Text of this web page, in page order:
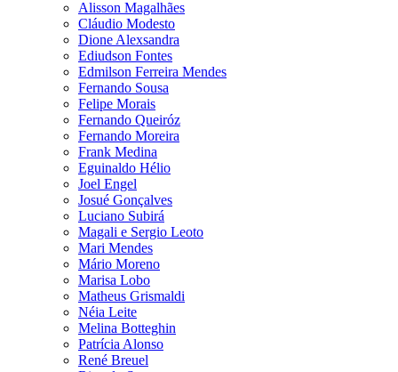
Alisson Magalhães
Cláudio Modesto
Dione Alexsandra
Ediudson Fontes
Edmilson Ferreira Mendes
Fernando Sousa
Felipe Morais
Fernando Queiróz
Fernando Moreira
Frank Medina
Eguinaldo Hélio
Joel Engel
Josué Gonçalves
Luciano Subirá
Magali e Sergio Leoto
Mari Mendes
Mário Moreno
Marisa Lobo
Matheus Grismaldi
Néia Leite
Melina Botteghin
Patrícia Alonso
René Breuel